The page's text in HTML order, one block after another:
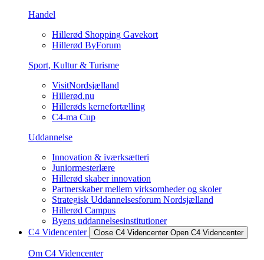
Handel
Hillerød Shopping Gavekort
Hillerød ByForum
Sport, Kultur & Turisme
VisitNordsjælland
Hillerød.nu
Hillerøds kernefortælling
C4-ma Cup
Uddannelse
Innovation & iværksætteri
Juniormesterlære
Hillerød skaber innovation
Partnerskaber mellem virksomheder og skoler
Strategisk Uddannelsesforum Nordsjælland
Hillerød Campus
Byens uddannelsesinstitutioner
C4 Videncenter
Close C4 Videncenter Open C4 Videncenter
Om C4 Videncenter